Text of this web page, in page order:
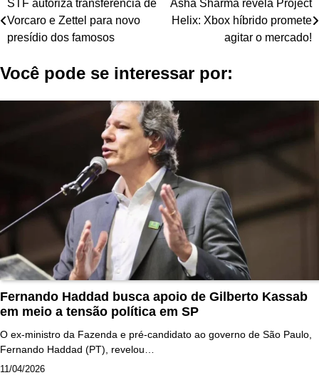
Navegação
de
STF autoriza transferência de
Vorcaro e Zettel para novo
presídio dos famosos
Asha Sharma revela Project
Helix: Xbox híbrido promete
agitar o mercado!
Você pode se interessar por:
Fernando Haddad busca apoio de Gilberto Kassab
em meio a tensão política em SP
O ex-ministro da Fazenda e pré-candidato ao governo de São Paulo,
Fernando Haddad (PT), revelou…
11/04/2026